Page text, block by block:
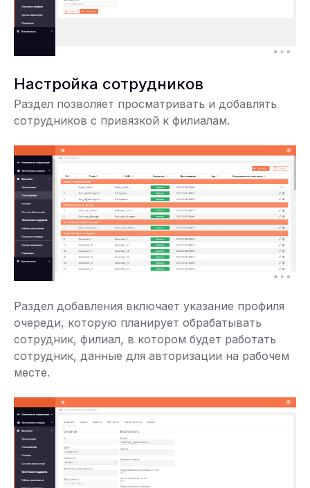
Настройка сотрудников
Раздел позволяет просматривать и добавлять
сотрудников с привязкой к филиалам.
Раздел добавления включает указание профиля
очереди, которую планирует обрабатывать
сотрудник, филиал, в котором будет работать
сотрудник, данные для авторизации на рабочем
месте.